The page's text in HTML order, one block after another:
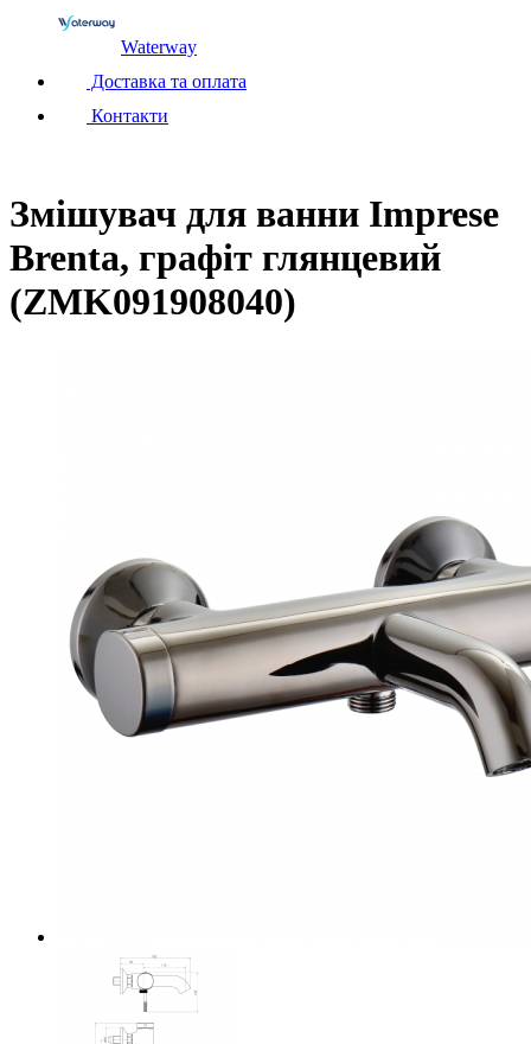
Waterway
Доставка та оплата
Контакти
Змішувач для ванни Imprese
Brenta, графіт глянцевий
(ZMK091908040)